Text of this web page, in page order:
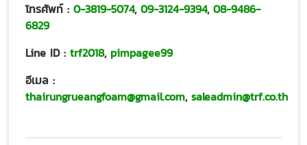
โทรศัพท์ : 0-3819-5074, 09-3124-9394, 08-9486-
6829
Line ID : trf2018, pimpagee99
อีเมล :
thairungrueangfoam@gmail.com, saleadmin@trf.co.th